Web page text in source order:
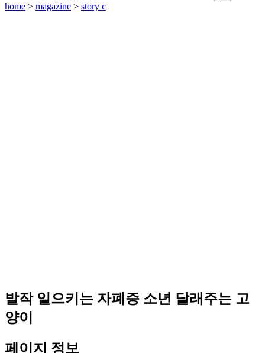
home > magazine > story c
발작 일으키는 자폐증 소년 달래주는 고
양이
페이지 정보